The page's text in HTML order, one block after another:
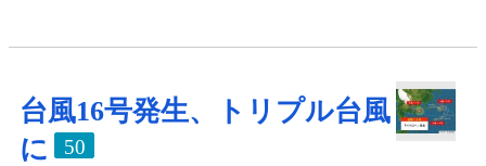
台風16号発生、トリプル台風
に
50